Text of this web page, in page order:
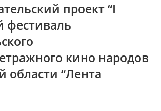
проект “I
фестиваль
кино народов
области “Лента